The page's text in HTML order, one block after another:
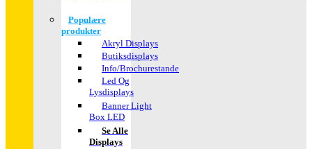
Populære
produkter
Akryl Displays
Butiksdisplays
Info/Brochurestande
Led Og
Lysdisplays
Banner Light
Box LED
Se Alle
Displays